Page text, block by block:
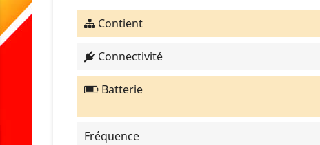
Contient
Connectivité
Batterie
Fréquence